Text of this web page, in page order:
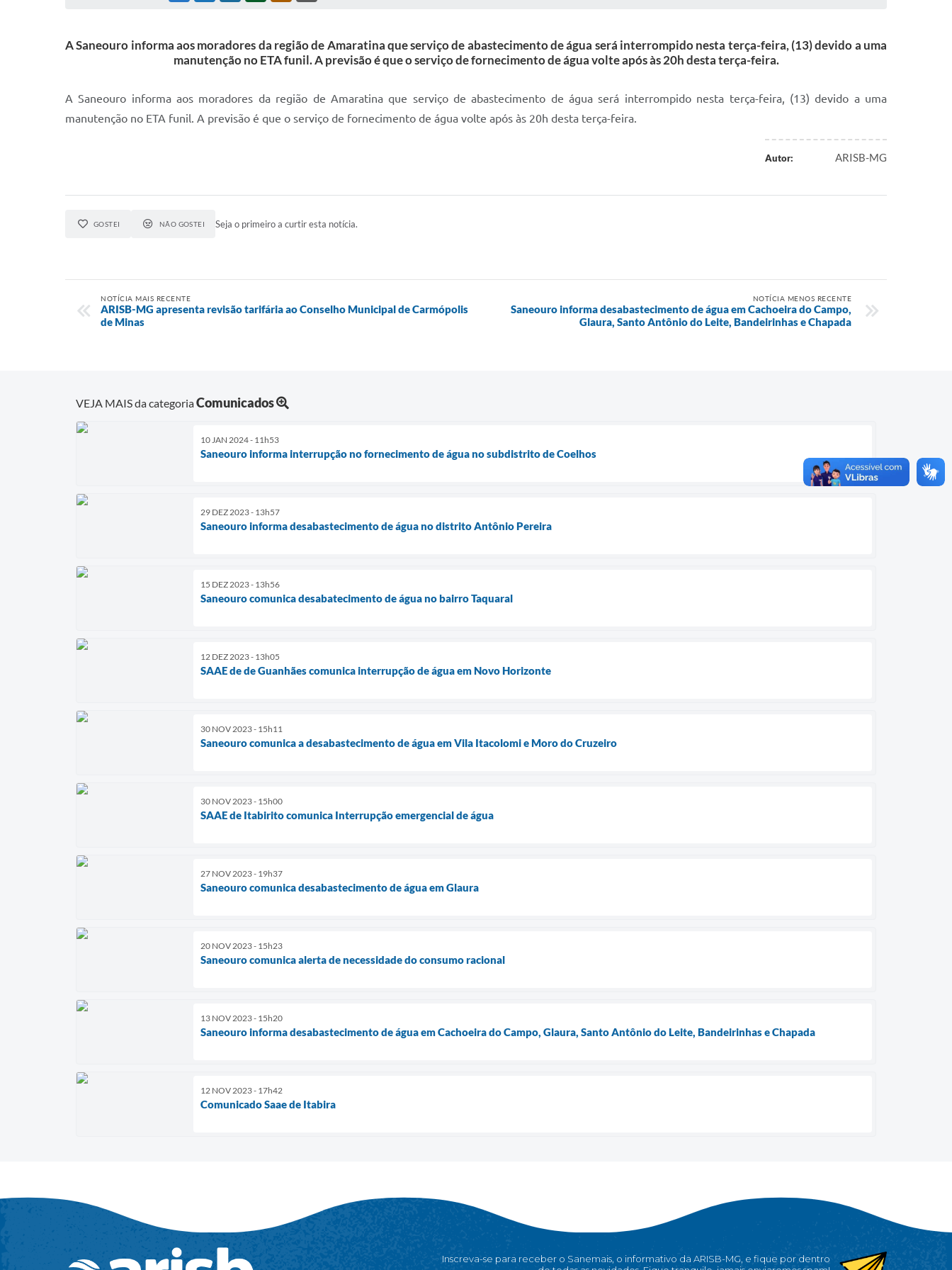
A Saneouro informa aos moradores da região de Amaratina que serviço de abastecimento de água será interrompido nesta terça-feira, (13) devido a uma
manutenção no ETA funil. A previsão é que o serviço de fornecimento de água volte após às 20h desta terça-feira.
A Saneouro informa aos moradores da região de Amaratina que serviço de abastecimento de água será interrompido nesta terça-feira, (13) devido a uma
manutenção no ETA funil. A previsão é que o serviço de fornecimento de água volte após às 20h desta terça-feira.
Autor: ARISB-MG
GOSTEI NÃO GOSTEI Seja o primeiro a curtir esta notícia.
NOTÍCIA MAIS RECENTE
ARISB-MG apresenta revisão tarifária ao Conselho Municipal de Carmópolis
de Minas
NOTÍCIA MENOS RECENTE
Saneouro informa desabastecimento de água em Cachoeira do Campo,
Glaura, Santo Antônio do Leite, Bandeirinhas e Chapada
VEJA MAIS da categoriaComunicados
10 JAN 2024 - 11h53
Saneouro informa interrupção no fornecimento de água no subdistrito de Coelhos
29 DEZ 2023 - 13h57
Saneouro informa desabastecimento de água no distrito Antônio Pereira
15 DEZ 2023 - 13h56
Saneouro comunica desabatecimento de água no bairro Taquaral
12 DEZ 2023 - 13h05
SAAE de de Guanhães comunica interrupção de água em Novo Horizonte
30 NOV 2023 - 15h11
Saneouro comunica a desabastecimento de água em Vila Itacolomi e Moro do Cruzeiro
30 NOV 2023 - 15h00
SAAE de Itabirito comunica Interrupção emergencial de água
27 NOV 2023 - 19h37
Saneouro comunica desabastecimento de água em Glaura
20 NOV 2023 - 15h23
Saneouro comunica alerta de necessidade do consumo racional
13 NOV 2023 - 15h20
Saneouro informa desabastecimento de água em Cachoeira do Campo, Glaura, Santo Antônio do Leite, Bandeirinhas e Chapada
12 NOV 2023 - 17h42
Comunicado Saae de Itabira
Inscreva-se para receber o Sanemais, o informativo da ARISB-MG, e fique por dentro